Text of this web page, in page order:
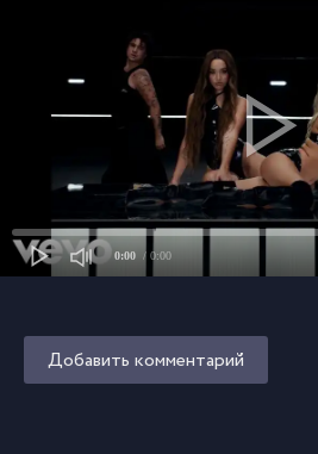
0:00 / 0:00
Добавить комментарий